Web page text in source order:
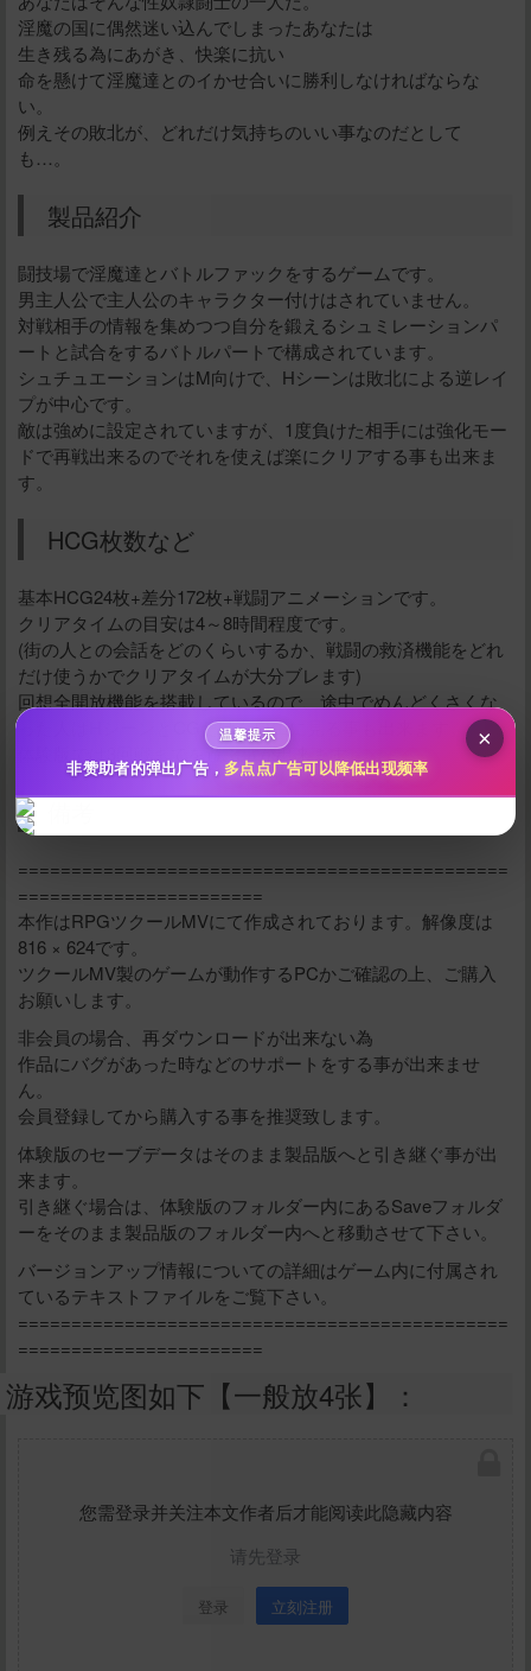
10 分 50分 100分
200 分 500分 自定义
淫魔の国に偶然迷い込んでしまったあなたは
生き残る為にあがき、快楽に抗い
命を懸けて淫魔達とのイかせ合いに勝利しなければならな
い。
例えその敗北が、どれだけ気持ちのいい事なのだとして
も…。
製品紹介
闘技場で淫魔達とバトルファックをするゲームです。
男主人公で主人公のキャラクター付けはされていません。
対戦相手の情報を集めつつ自分を鍛えるシュミレーションパ
ートと試合をするバトルパートで構成されています。
シュチュエーションはM向けで、Hシーンは敗北による逆レイ
プが中心です。
敵は強めに設定されていますが、1度負けた相手には強化モー
ドで再戦出来るのでそれを使えば楽にクリアする事も出来ま
す。
HCG枚数など
基本HCG24枚+差分172枚+戦闘アニメーションです。
クリアタイムの目安は4～8時間程度です。
(街の人との会話をどのくらいするか、戦闘の救済機能をどれ
だけ使うかでクリアタイムが大分ブレます)
回想全開放機能を搭載しているので、途中でめんどくさくな
った人はHシーンとCGだけを自由に見る事も出来ます。
体験版では3回戦までを遊ぶ事が出来ます。
==============================================
=======================
本作はRPGツクールMVにて作成されております。解像度は
816 × 624です。
ツクールMV製のゲームが動作するPCかご確認の上、ご購入
お願いします。
非会員の場合、再ダウンロードが出来ない為
作品にバグがあった時などのサポートをする事が出来ませ
ん。
会員登録してから購入する事を推奨致します。
体験版のセーブデータはそのまま製品版へと引き継ぐ事が出
来ます。
引き継ぐ場合は、体験版のフォルダー内にあるSaveフォルダ
ーをそのまま製品版のフォルダー内へと移動させて下さい。
バージョンアップ情報についての詳細はゲーム内に付属され
ているテキストファイルをご覧下さい。
==============================================
=======================
游戏预览图如下【一般放4张】：
您需登录并关注本文作者后才能阅读此隐藏内容
请先登录
登录 立刻注册
秒传文本链接
点击全选
×
温馨提示
非赞助者的弹出广告， 多点点广告可以降低出现频率